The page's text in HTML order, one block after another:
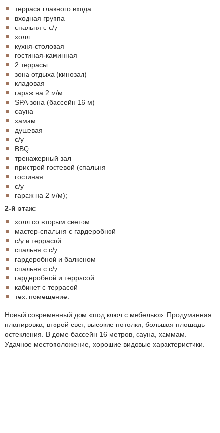
терраса главного входа
входная группа
спальня с с/у
холл
кухня-столовая
гостиная-каминная
2 террасы
зона отдыха (кинозал)
кладовая
гараж на 2 м/м
SPA-зона (бассейн 16 м)
сауна
хамам
душевая
с/у
BBQ
тренажерный зал
пристрой гостевой (спальня
гостиная
с/у
гараж на 2 м/м);
2-й этаж:
холл со вторым светом
мастер-спальня с гардеробной
с/у и террасой
спальня с с/у
гардеробной и балконом
спальня с с/у
гардеробной и террасой
кабинет с террасой
тех. помещение.
Новый современный дом «под ключ с мебелью». Продуманная
планировка, второй свет, высокие потолки, большая площадь
остекления. В доме бассейн 16 метров, сауна, хаммам.
Удачное местоположение, хорошие видовые характеристики.